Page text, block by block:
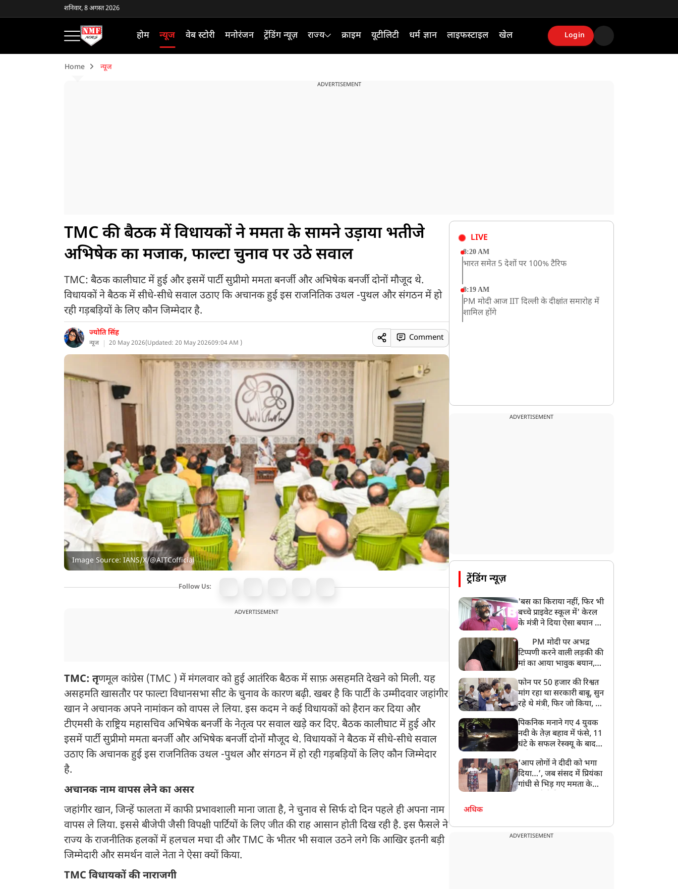
शनिवार, 8 अगस्त 2026
होम न्यूज वेब स्टोरी मनोरंजन ट्रेंडिंग न्यूज़ राज्य क्राइम यूटीलिटी धर्म ज्ञान लाइफस्टाइल खेल Login
Home न्यूज
ADVERTISEMENT
TMC की बैठक में विधायकों ने ममता के सामने उड़ाया भतीजे
अभिषेक का मजाक, फाल्टा चुनाव पर उठे सवाल
TMC: बैठक कालीघाट में हुई और इसमें पार्टी सुप्रीमो ममता बनर्जी और अभिषेक बनर्जी दोनों मौजूद थे.
विधायकों ने बैठक में सीधे-सीधे सवाल उठाए कि अचानक हुई इस राजनितिक उथल -पुथल और संगठन में हो
रही गड़बड़ियों के लिए कौन जिम्मेदार है.
ज्योति सिंह
न्यूज 20 May 2026(Updated: 20 May 202609:04 AM )
Comment
Image Source: IANS/X/@AITCofficial
Follow Us:
ADVERTISEMENT
TMC: तृणमूल कांग्रेस (TMC ) में मंगलवार को हुई आतंरिक बैठक में साफ़ असहमति देखने को मिली. यह
असहमति खासतौर पर फाल्टा विधानसभा सीट के चुनाव के कारण बढ़ी. खबर है कि पार्टी के उम्मीदवार जहांगीर
खान ने अचानक अपने नामांकन को वापस ले लिया. इस कदम ने कई विधायकों को हैरान कर दिया और
टीएमसी के राष्ट्रिय महासचिव अभिषेक बनर्जी के नेतृत्व पर सवाल खड़े कर दिए. बैठक कालीघाट में हुई और
इसमें पार्टी सुप्रीमो ममता बनर्जी और अभिषेक बनर्जी दोनों मौजूद थे. विधायकों ने बैठक में सीधे-सीधे सवाल
उठाए कि अचानक हुई इस राजनितिक उथल -पुथल और संगठन में हो रही गड़बड़ियों के लिए कौन जिम्मेदार
है.
अचानक नाम वापस लेने का असर
जहांगीर खान, जिन्हें फालता में काफी प्रभावशाली माना जाता है, ने चुनाव से सिर्फ दो दिन पहले ही अपना नाम
वापस ले लिया. इससे बीजेपी जैसी विपक्षी पार्टियों के लिए जीत की राह आसान होती दिख रही है. इस फैसले ने
राज्य के राजनीतिक हलकों में हलचल मचा दी और TMC के भीतर भी सवाल उठने लगे कि आखिर इतनी बड़ी
जिम्मेदारी और समर्थन वाले नेता ने ऐसा क्यों किया.
TMC विधायकों की नाराजगी
LIVE
8:20 AM
भारत समेत 5 देशों पर 100% टैरिफ
8:19 AM
PM मोदी आज IIT दिल्ली के दीक्षांत समारोह में
शामिल होंगे
ADVERTISEMENT
ट्रेंडिंग न्यूज़
'बस का किराया नहीं, फिर भी
बच्चे प्राइवेट स्कूल में' केरल
के मंत्री ने दिया ऐसा बयान की
PM मोदी पर अभद्र
टिप्पणी करने वाली लड़की की
मां का आया भावुक बयान,
बेटी को गोद लें प्रधानमंत्री
फोन पर 50 हजार की रिश्वत
मांग रहा था सरकारी बाबू, सुन
रहे थे मंत्री, फिर जो किया, वो
पिकनिक मनाने गए 4 युवक
नदी के तेज़ बहाव में फंसे, 11
घंटे के सफल रेस्क्यू के बाद
‘आप लोगों ने दीदी को भगा
दिया…’, जब संसद में प्रियंका
गांधी से भिड़ गए ममता के
अधिक
ADVERTISEMENT